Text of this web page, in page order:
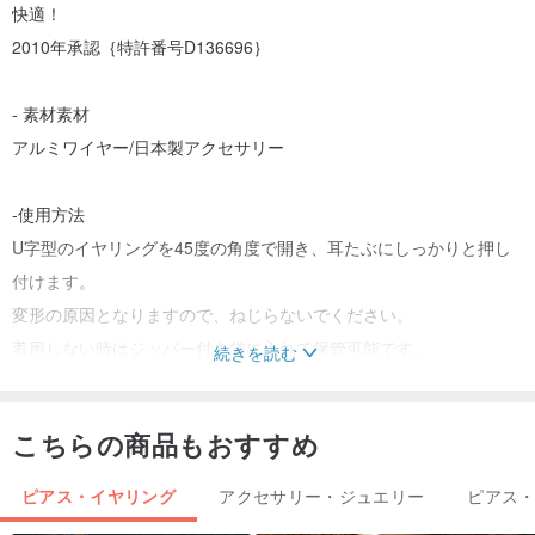
快適！
2010年承認｛特許番号D136696｝
- 素材素材
アルミワイヤー/日本製アクセサリー
-使用方法
U字型のイヤリングを45度の角度で開き、耳たぶにしっかりと押し
付けます。
変形の原因となりますので、ねじらないでください。
着用しない時はジッパー付き袋に入れて保管可能です。
乾いた布で拭くだけです。
込まないでください。
続きを読む
こちらの商品もおすすめ
ピアス・イヤリング アクセサリー・ジュエリー ピアス